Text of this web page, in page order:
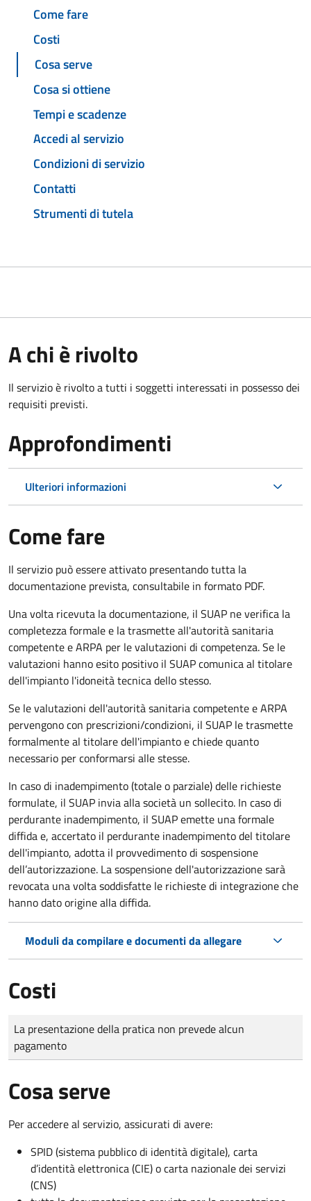
Come fare
Costi
Cosa serve
Cosa si ottiene
Tempi e scadenze
Accedi al servizio
Condizioni di servizio
Contatti
Strumenti di tutela
A chi è rivolto
Il servizio è rivolto a tutti i soggetti interessati in possesso dei
requisiti previsti.
Approfondimenti
Ulteriori informazioni
Come fare
Il servizio può essere attivato presentando tutta la
documentazione prevista, consultabile in formato PDF.
Una volta ricevuta la documentazione, il SUAP ne verifica la
completezza formale e la trasmette all'autorità sanitaria
competente e ARPA per le valutazioni di competenza. Se le
valutazioni hanno esito positivo il SUAP comunica al titolare
dell'impianto l'idoneità tecnica dello stesso.
Se le valutazioni dell'autorità sanitaria competentee ARPA
pervengono con prescrizioni/condizioni, il SUAP le trasmette
formalmente al titolare dell'impiantoe chiede quanto
necessario per conformarsi alle stesse.
In caso di inadempimento (totale o parziale) delle richieste
formulate, il SUAP invia alla società un sollecito. In caso di
perdurante inadempimento, il SUAP emette una formale
diffida e, accertato il perdurante inadempimento del titolare
dell'impianto, adotta il provvedimento di sospensione
dell’autorizzazione. La sospensione dell'autorizzazione sarà
revocata una volta soddisfatte le richieste di integrazione che
hanno dato origine alla diffida.
Moduli da compilare e documenti da allegare
Costi
Tipo di pagamento
Importo
La presentazione della pratica non prevede alcun
pagamento
Cosa serve
Per accedere al servizio, assicurati di avere:
SPID (sistema pubblico di identità digitale), carta
d’identità elettronica (CIE) o carta nazionale dei servizi
(CNS)